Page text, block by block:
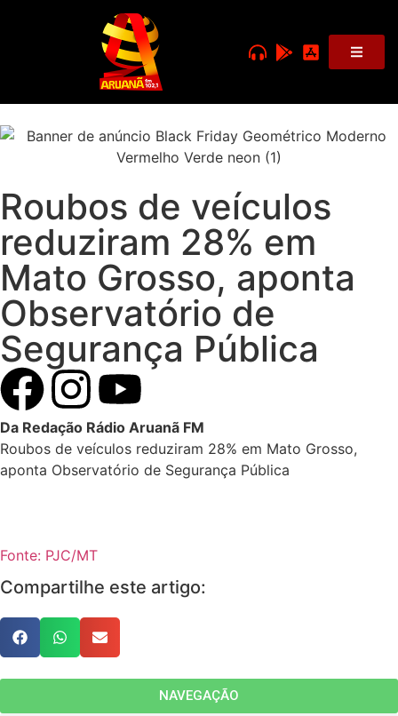
Roubos de veículos
reduziram 28% em
Mato Grosso, aponta
Observatório de
Segurança Pública
Da Redação Rádio Aruanã FM
Roubos de veículos reduziram 28% em Mato Grosso,
aponta Observatório de Segurança Pública
Fonte: PJC/MT
Compartilhe este artigo:
NAVEGAÇÃO